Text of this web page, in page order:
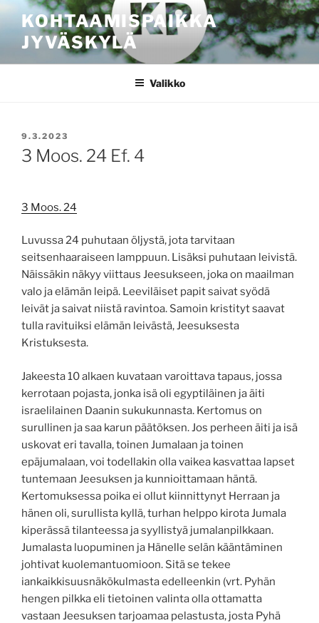
sisältöönKOHTAAMISPAIKKA
JYVÄSKYLÄ
Valikko
JULKAISTU
9.3.2023
3 Moos. 24 Ef. 4
3 Moos. 24
Luvussa 24 puhutaan öljystä, jota tarvitaan
seitsenhaaraiseen lamppuun. Lisäksi puhutaan leivistä.
Näissäkin näkyy viittaus Jeesukseen, joka on maailman
valo ja elämän leipä. Leeviläiset papit saivat syödä
leivät ja saivat niistä ravintoa. Samoin kristityt saavat
tulla ravituiksi elämän leivästä, Jeesuksesta
Kristuksesta.
Jakeesta 10 alkaen kuvataan varoittava tapaus, jossa
kerrotaan pojasta, jonka isä oli egyptiläinen ja äiti
israelilainen Daanin sukukunnasta. Kertomus on
surullinen ja saa karun päätöksen. Jos perheen äiti ja isä
uskovat eri tavalla, toinen Jumalaan ja toinen
epäjumalaan, voi todellakin olla vaikea kasvattaa lapset
tuntemaan Jeesuksen ja kunnioittamaan häntä.
Kertomuksessa poika ei ollut kiinnittynyt Herraan ja
hänen oli, surullista kyllä, turhan helppo kirota Jumala
kiperässä tilanteessa ja syyllistyä jumalanpilkkaan.
Jumalasta luopuminen ja Hänelle selän kääntäminen
johtivat kuolemantuomioon. Sitä se tekee
iankaikkisuusnäkökulmasta edelleenkin (vrt. Pyhän
hengen pilkka eli tietoinen valinta olla ottamatta
vastaan Jeesuksen tarjoamaa pelastusta, josta Pyhä